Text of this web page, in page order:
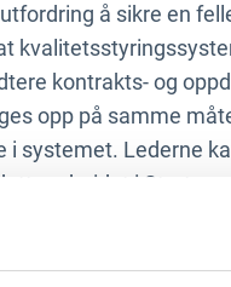
å sikre en
kontrakts- og
opp på samme
systemet. Lederne
arbeidet i Stratsys.